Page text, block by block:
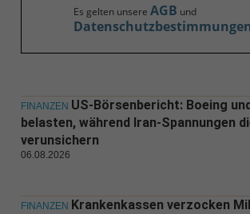
Es gelten unsere AGB und
FINANZEN US-Börsenbericht: Boeing
belasten, während Iran-Spannungen
verunsichern
06.08.2026
FINANZEN Krankenkassen verzocken